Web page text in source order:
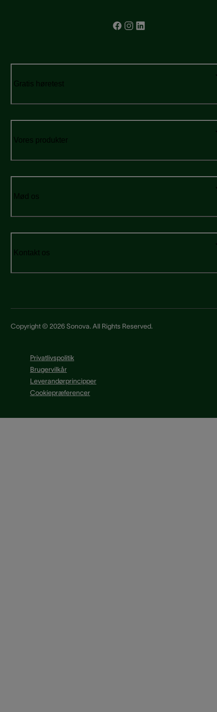
Gratis høretest
Vores produkter
Mød os
Kontakt os
Copyright © 2026 Sonova. All Rights Reserved.
Privatlivspolitik
Brugervilkår
Leverandørprincipper
Cookiepræferencer